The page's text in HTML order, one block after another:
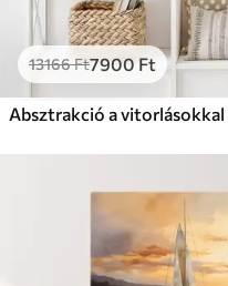
13166Ft7900 Ft